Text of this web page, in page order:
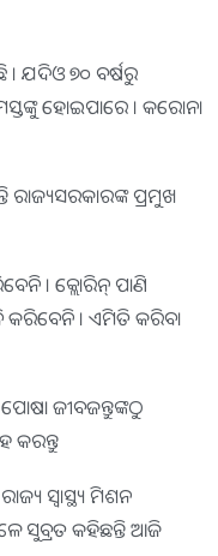
। ଯଦିଓ ୭୦ ବର୍ଷରୁ
ହୋଇପାରେ । କରୋନା
ପ୍ରମୁଖ
। କ୍ଲୋରିନ୍ ପାଣି
କରିବେନି । ଏମିତି କରିବା
ଜୀବଜନ୍ତୁଙ୍କଠୁ
କରନ୍ତୁ
ସ୍ବାସ୍ଥ୍ୟ ମିଶନ
ସୁବ୍ରତ କହିଛନ୍ତି ଆଜି